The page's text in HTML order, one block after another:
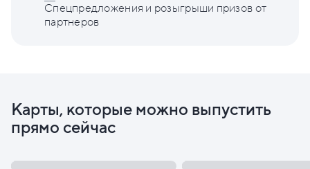
Спецпредложения и розыгрыши призов от
партнеров
Карты, которые можно выпустить
прямо сейчас